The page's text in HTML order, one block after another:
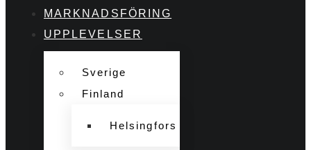
MARKNADSFÖRING
UPPLEVELSER
Sverige
Finland
Helsingfors